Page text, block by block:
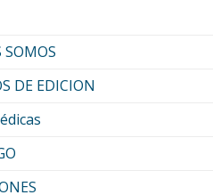
SOMOS
DE EDICION